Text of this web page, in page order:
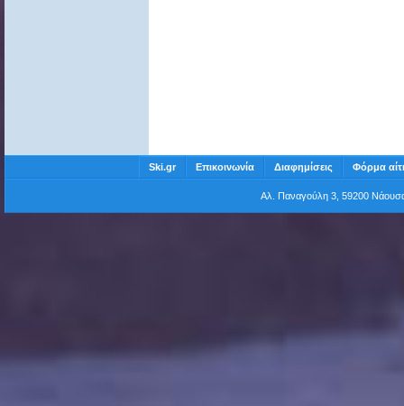
Ski.gr Επικοινωνία Διαφημίσεις Φόρμα
Αλ. Παναγούλη 3, 59200